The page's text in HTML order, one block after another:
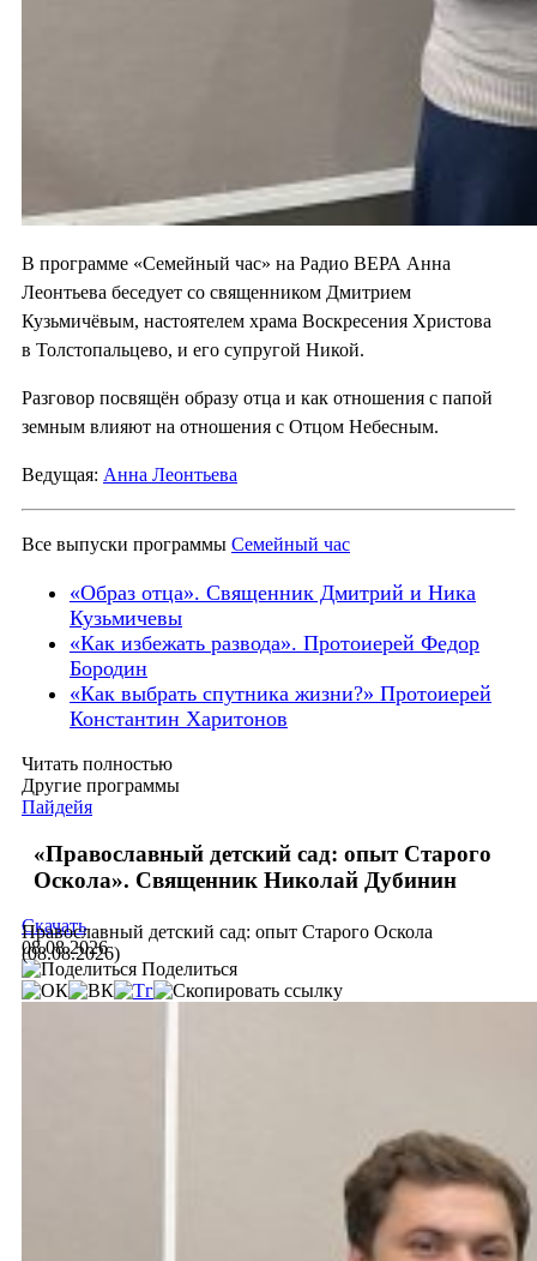
В программе «Семейный час» на Радио ВЕРА Анна
Леонтьева беседует со священником Дмитрием
Кузьмичёвым, настоятелем храма Воскресения Христова
в Толстопальцево, и его супругой Никой.
Разговор посвящён образу отца и как отношения с папой
земным влияют на отношения с Отцом Небесным.
Ведущая: Анна Леонтьева
Все выпуски программы Семейный час
«Образ отца». Священник Дмитрий и Ника
Кузьмичевы
«Как избежать развода». Протоиерей Федор
Бородин
«Как выбрать спутника жизни?» Протоиерей
Константин Харитонов
Читать полностью
Другие программы
Пайдейя
«Православный детский сад: опыт Старого
Оскола». Священник Николай Дубинин
Православный детский сад: опыт Старого Оскола
(08.08.2026)
Скачать
08.08.2026
Поделиться